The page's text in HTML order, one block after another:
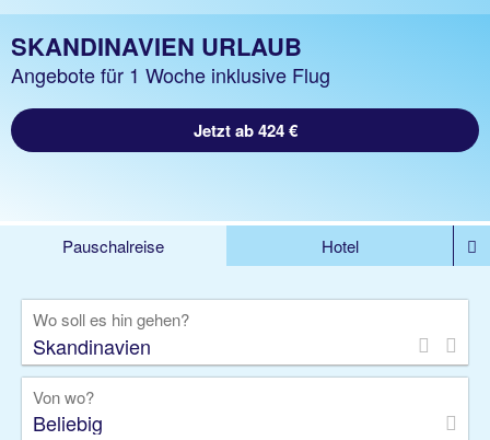
SKANDINAVIEN URLAUB
Angebote für 1 Woche inklusive Flug
Jetzt ab 424 €
Pauschalreise
Hotel
Kreuzfahrten
Rundreisen
Privattransfer
Zusatzleistungen
Wo soll es hin gehen?
Von wo?
Beliebig